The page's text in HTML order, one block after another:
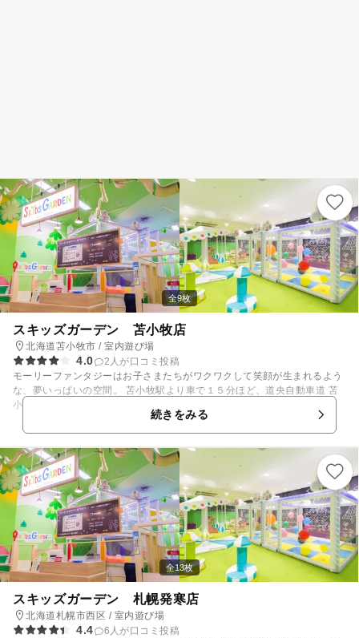
全9枚
スキッズガーデン 苫小牧店
北海道苫小牧市 / 室内遊び場
4.0
2人が口コミ投稿
モーリーファンタジーはお子さまたちがワクワクして笑顔が生まれるよう
な、夢いっぱいの空間。 苫小牧駅より車で１５分ほど、道央自動車道 苫
小牧東ＩＣから車で15分ほどのイオンモールに出店しています。 ショッ
ピングセンター内の身近な遊び場で、親も子も一緒に安心して楽しめま
す。 モーリーファンタジー併設の「スキッズガーデン」には、定番の「ボ
ールプール」から本格的なごっこ遊びができる「なりきりタウン」など、
子どもが大好きな遊びがいっぱい！ スキッズガーデンの「プレイリーダ
ー」は全員が保育士・幼稚園教諭、もしくは社内の教育プログラムを受け
た有資格者たち。子どもたちが安全に楽しく遊べるようにサポートしま
す。 ◆初めて会ったお友だち同士で遊ぶことも多いので、気遣いやルール
など社会性を学べる機会にもなり、集団遊びを通じて自己表現力が身に付
きます。 ◆３歳以上は子どもだけで入場できるので、親はその間にイオン
の中でお買い物に行ってもOK！お子さまの自立心が育ち、親離れ・子離
れがめばえる遊び場です。
続きをみる
全13枚
スキッズガーデン 札幌発寒店
北海道札幌市西区 / 室内遊び場
4.4
6人が口コミ投稿